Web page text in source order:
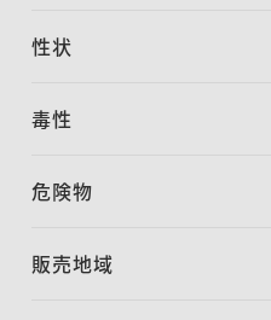
性状
毒性
危険物
販売地域